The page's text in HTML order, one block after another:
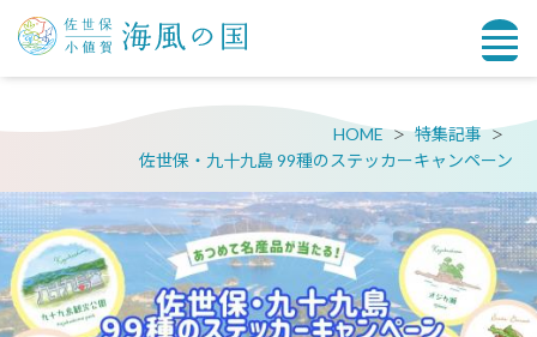
HOME
特集記事
佐世保・九十九島 99種のステッカーキャンペーン